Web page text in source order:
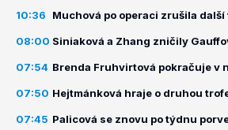
10:36 Muchová po operaci zrušila
08:00 Siniaková a Zhang zničily
07:54 Brenda Fruhvirtová pokračuje v
07:50 Hejtmánková hraje o druhou
07:45 Palicová se znovu po týdnu